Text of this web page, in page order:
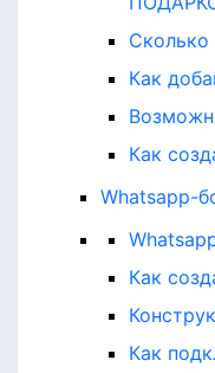
Сколько
Как
Как
Whatsapp-
Как
Как